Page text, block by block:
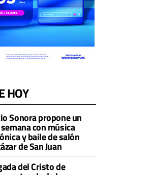
HOY
Sonora propone un
con música
y baile de salón
de San Juan
del Cristo de